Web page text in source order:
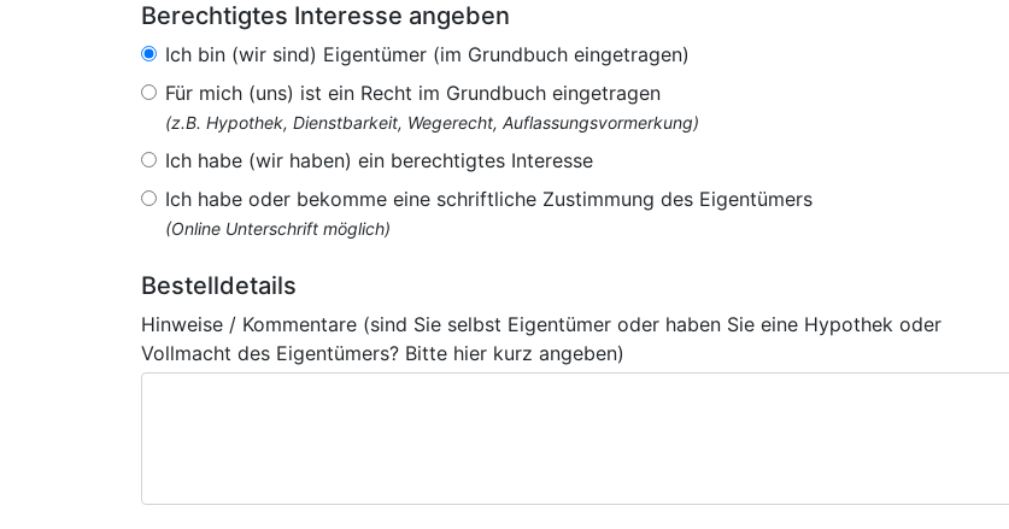
Berechtigtes Interesse angeben
Ich bin (wir sind) Eigentümer (im Grundbuch eingetragen)
Für mich (uns) ist ein Recht im Grundbuch eingetragen
(z.B. Hypothek, Dienstbarkeit, Wegerecht, Auflassungsvormerkung)
Ich habe (wir haben) ein berechtigtes Interesse
Ich habe oder bekomme eine schriftliche Zustimmung des Eigentümers
(Online Unterschrift möglich)
Bestelldetails
Hinweise / Kommentare (sind Sie selbst Eigentümer oder haben Sie eine Hypothek oder
Vollmacht des Eigentümers? Bitte hier kurz angeben)